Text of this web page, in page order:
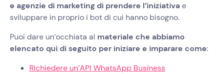
e agenzie di marketing di prendere l’iniziativae
sviluppare in proprio i bot di cui hanno bisogno.
Puoi dare un’occhiata al materiale che abbiamo
elencato qui di seguito per iniziare e imparare come:
Richiedere un’API WhatsApp Business